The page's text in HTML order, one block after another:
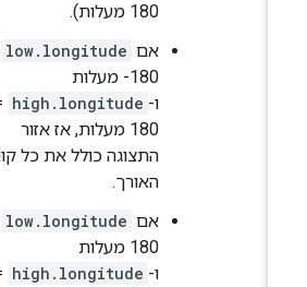
180 מעלות).
אם low.longitude
=
‎-180 מעלות
high.longitude
=
‎180 מעלות, אז אזור
התצוגה כולל את כל קווי
האורך.
אם low.longitude
=
180 מעלות
high.longitude
=